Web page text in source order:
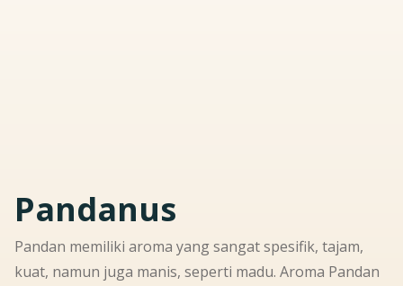
Pandanus
Pandan memiliki aroma yang sangat spesifik, tajam,
kuat, namun juga manis, seperti madu. Aroma Pandan